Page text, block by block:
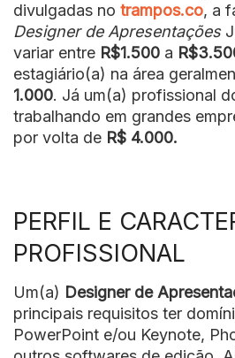
divulgadas no trampos.co, a
Designer de Apresentações
variar entre R$1.500 a
estagiário(a) na área
1.000. Já um(a) profissional
trabalhando em grandes
por volta de R$ 4.000.
PERFIL E
PROFISSIONAL
Um(a) Designer de
principais requisitos ter
PowerPoint e/ou Keynote,